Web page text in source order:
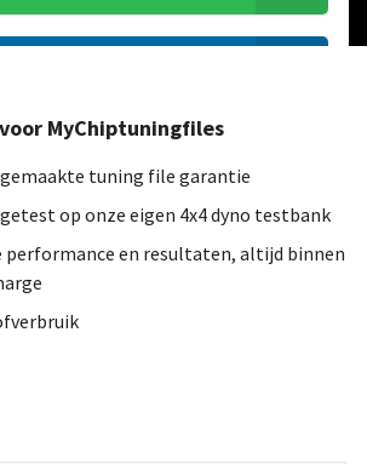
Op zoek naar een ander model?
MyChiptuningfiles
tuning file garantie
op onze eigen 4x4 dyno testbank
performance en resultaten, altijd binnen